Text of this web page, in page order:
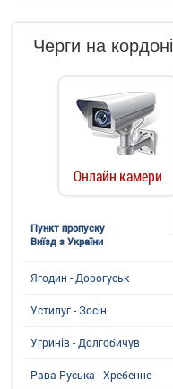
Черги на кордоні
Онлайн камери
Пункт пропуску
Виїзд з України
Ягодин - Дорогуськ
Устилуг - Зосін
Угринiв - Долгобичув
Рава-Руська - Хребенне